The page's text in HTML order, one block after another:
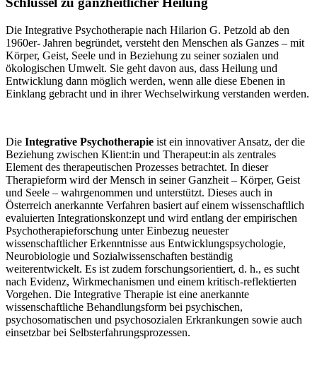
Die Integrative Psychotherapie nach Hilarion G. Petzold ab den
1960er- Jahren begründet, versteht den Menschen als Ganzes – mit
Körper, Geist, Seele und in Beziehung zu seiner sozialen und
ökologischen Umwelt. Sie geht davon aus, dass Heilung und
Entwicklung dann möglich werden, wenn alle diese Ebenen in
Einklang gebracht und in ihrer Wechselwirkung verstanden werden.
Die Integrative Psychotherapie ist ein innovativer Ansatz, der die
Beziehung zwischen Klient:in und Therapeut:in als zentrales
Element des therapeutischen Prozesses betrachtet. In dieser
Therapieform wird der Mensch in seiner Ganzheit – Körper, Geist
und Seele – wahrgenommen und unterstützt. Dieses auch in
Österreich anerkannte Verfahren basiert auf einem wissenschaftlich
evaluierten Integrationskonzept und wird entlang der empirischen
Psychotherapieforschung unter Einbezug neuester
wissenschaftlicher Erkenntnisse aus Entwicklungspsychologie,
Neurobiologie und Sozialwissenschaften beständig
weiterentwickelt. Es ist zudem forschungsorientiert, d. h., es sucht
nach Evidenz, Wirkmechanismen und einem kritisch-reflektierten
Vorgehen. Die Integrative Therapie ist eine anerkannte
wissenschaftliche Behandlungsform bei psychischen,
psychosomatischen und psychosozialen Erkrankungen sowie auch
einsetzbar bei Selbsterfahrungsprozessen.